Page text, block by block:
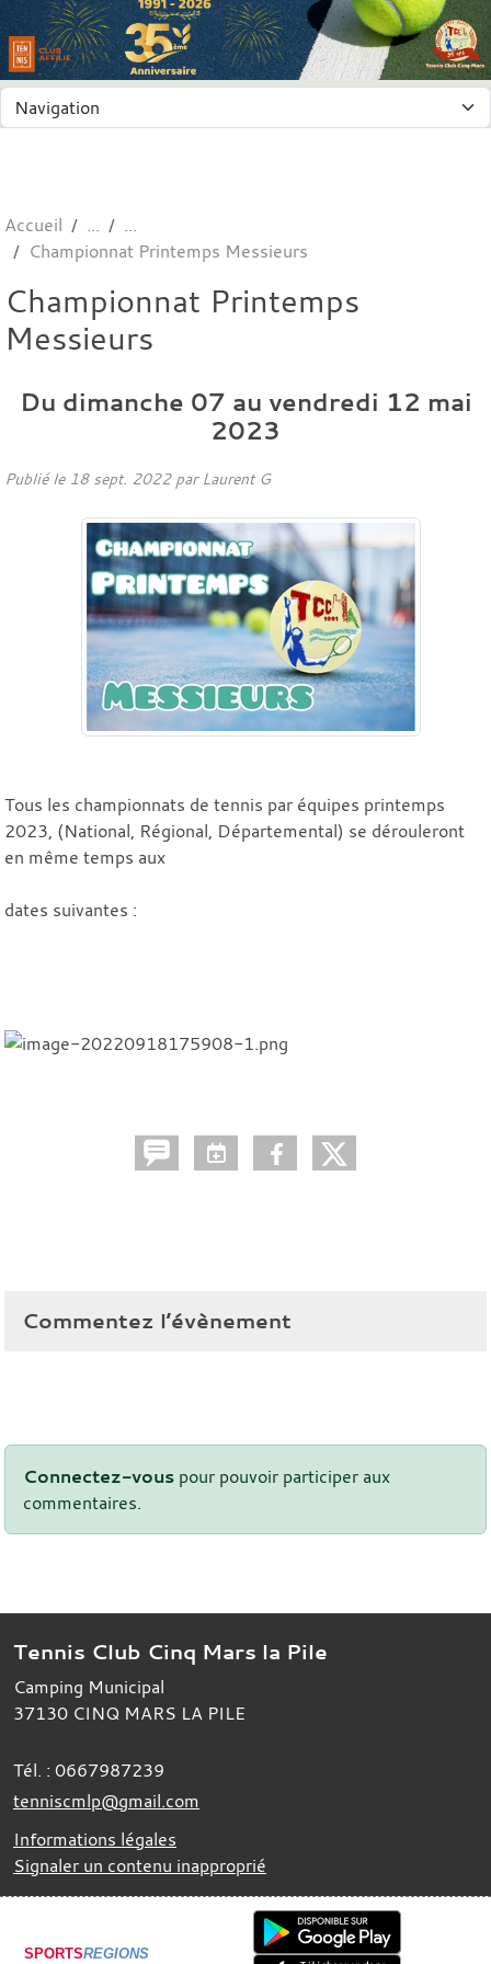
Accueil
Championnat Printemps Messieurs
Championnat Printemps
Messieurs
Du dimanche 07 au vendredi 12 mai
2023
Publié le 18 sept. 2022par Laurent G
Tous les championnats de tennis par équipes printemps
2023, (National, Régional, Départemental) se dérouleront
en même temps aux
dates suivantes :
Commentez l’évènement
Connectez-vous pour pouvoir participer aux
commentaires.
Tennis Club Cinq Mars la Pile
Camping Municipal
37130 CINQ MARS LA PILE
Tél. : 0667987239
tenniscmlp@gmail.com
Informations légales
Signaler un contenu inapproprié
SPORTSREGIONS
Panneau de gestion des cookies